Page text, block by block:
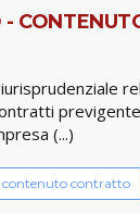
(...)
contenuto contratto